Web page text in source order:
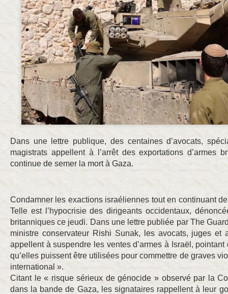
Dans une lettre publique, des centaines d’avocats,
magistrats appellent à l’arrêt des exportations d’armes
continue de semer la mort à Gaza.
Condamner les exactions israéliennes tout en continuant
Telle est l’hypocrisie des dirigeants occidentaux,
britanniques ce jeudi. Dans une lettre publiée par The
ministre conservateur Rishi Sunak, les avocats, juges et
appellent à suspendre les ventes d’armes à Israël,
qu’elles puissent être utilisées pour commettre de graves
international ».
Citant le « risque sérieux de génocide » observé par la
dans la bande de Gaza, les signataires rappellent à leur